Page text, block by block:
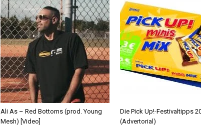
Ali As – Red Bottoms (prod. Young
Mesh) [Video]
Die Pick Up!-Festivaltipps
(Advertorial)